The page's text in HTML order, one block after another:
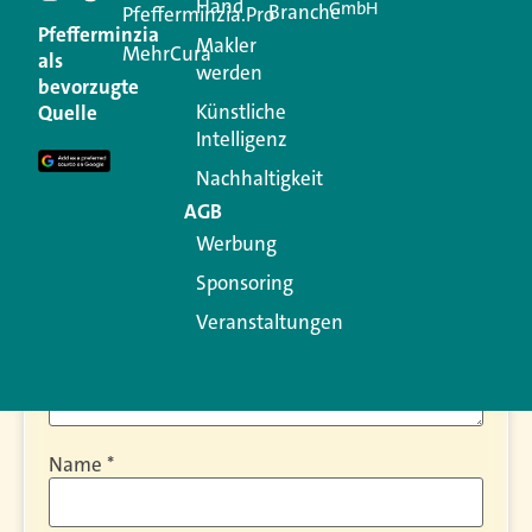
Kommentar
Ihre E-Mail-Adresse wird nicht veröffentlicht.
Erforderliche Felder sind mit
Kommentar
Name *
Pfefferminzia
als
bevorzugte
Quelle
Pfefferminzia.Pro
MehrCura
Hand
Makler
werden
Künstliche
Intelligenz
Nachhaltigkeit
AGB
Werbung
Sponsoring
Veranstaltungen
BrancheGmbH